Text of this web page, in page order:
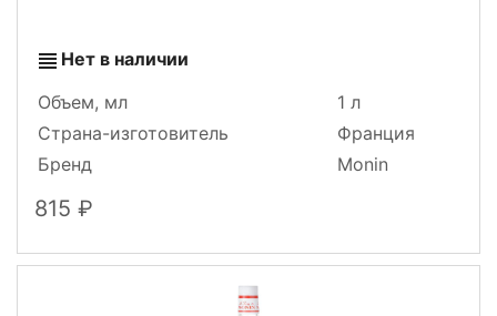
Нет в наличии
Объем, мл
1 л
Страна-изготовитель
Франция
Бренд
Monin
815